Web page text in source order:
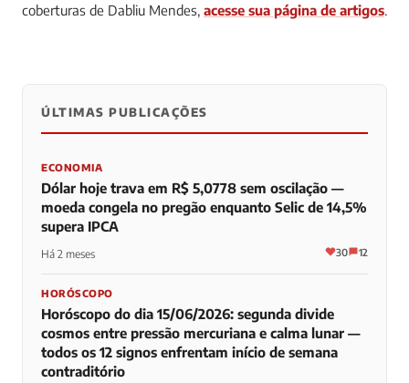
coberturas de Dabliu Mendes, acesse sua página de artigos.
0 0 0
ÚLTIMAS PUBLICAÇÕES
ECONOMIA
Dólar hoje trava em R$ 5,0778 sem oscilação —
moeda congela no pregão enquanto Selic de 14,5%
supera IPCA
Há 2 meses 30 12
HORÓSCOPO
Horóscopo do dia 15/06/2026: segunda divide
cosmos entre pressão mercuriana e calma lunar —
todos os 12 signos enfrentam início de semana
contraditório